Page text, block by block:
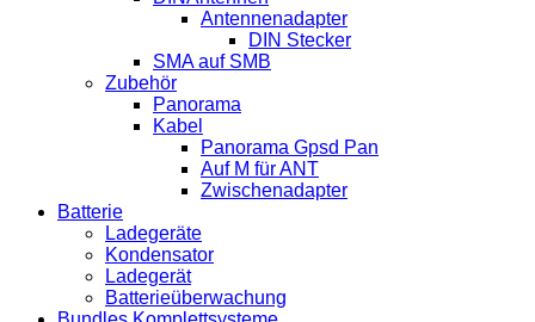
Antennenadapter
DIN Stecker
SMA auf SMB
Zubehör
Panorama
Kabel
Panorama Gpsd Pan
Auf M für ANT
Zwischenadapter
Batterie
Ladegeräte
Kondensator
Ladegerät
Batterieüberwachung